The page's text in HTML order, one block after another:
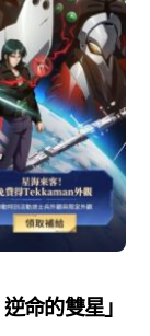
命的雙星」